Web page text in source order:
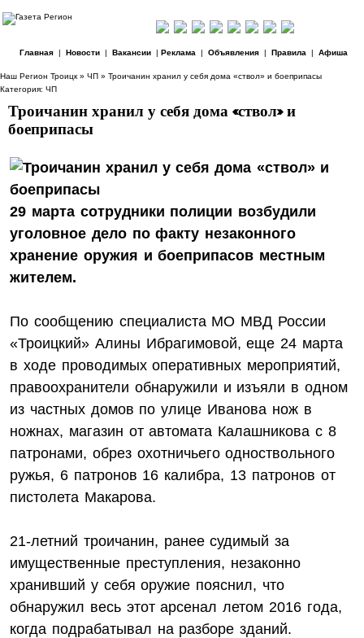
Главная| Новости| Вакансии| Реклама | Объявления| Правила | Афиша
Наш Регион Троицк » ЧП » Троичанин хранил у себя дома «ствол» и боеприпасы
Категория: ЧП
Троичанин хранил у себя дома «ствол» и
боеприпасы
29 марта сотрудники полиции возбудили
уголовное дело по факту незаконного
хранение оружия и боеприпасов местным
жителем.
По сообщению специалиста МО МВД России
«Троицкий» Алины Ибрагимовой, еще 24 марта
в ходе проводимых оперативных мероприятий,
правоохранители обнаружили и изъяли в одном
из частных домов по улице Иванова нож в
ножнах, магазин от автомата Калашникова с 8
патронами, обрез охотничьего одноствольного
ружья, 6 патронов 16 калибра, 13 патронов от
пистолета Макарова.
21-летний троичанин, ранее судимый за
имущественные преступления, незаконно
хранивший у себя оружие пояснил, что
обнаружил весь этот арсенал летом 2016 года,
когда подрабатывал на разборе зданий.